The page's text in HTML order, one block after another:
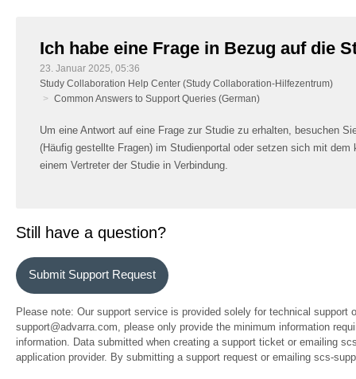
Ich habe eine Frage in Bezug auf die
23. Januar 2025, 05:36
Study Collaboration Help Center (Study Collaboration-Hilfezentrum)
Common Answers to Support Queries (German)
Um eine Antwort auf eine Frage zur Studie zu erhalten, besuchen
(Häufig gestellte Fragen) im Studienportal oder setzen sich mit dem
einem Vertreter der Studie in Verbindung.
Still have a question?
Submit Support Request
Please note: Our support service is provided solely for technical
support@advarra.com, please only provide the minimum information
information. Data submitted when creating a support ticket or emailing
application provider. By submitting a support request or emailing scs-